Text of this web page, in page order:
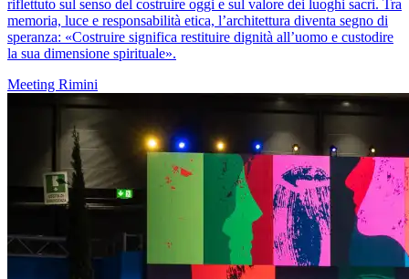
riflettuto sul senso del costruire oggi e sul valore dei luoghi sacri. Tra
memoria, luce e responsabilità etica, l’architettura diventa segno di
speranza: «Costruire significa restituire dignità all’uomo e custodire
la sua dimensione spirituale».
Meeting Rimini